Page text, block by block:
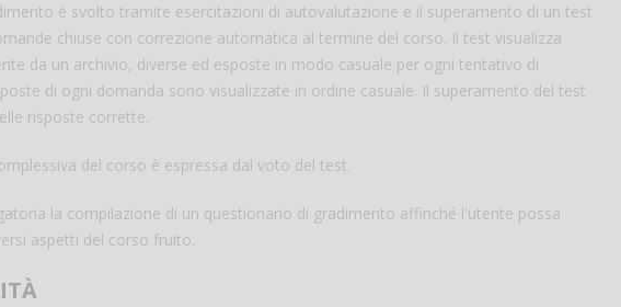
è svolto tramite esercitazioni di autovalutazione e il superamento di un test
chiuse con correzione automatica al termine del corso. Il test visualizza
da un archivio, diverse ed esposte in modo casuale per ogni tentativo di
di ogni domanda sono visualizzate in ordine casuale. Il superamento del test
risposte corrette.
del corso è espressa dal voto del test.
la compilazione di un questionario di gradimento affinché l'utente possa
aspetti del corso fruito.